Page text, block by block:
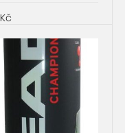
Kč
PŘIDAT DO KOŠÍKU